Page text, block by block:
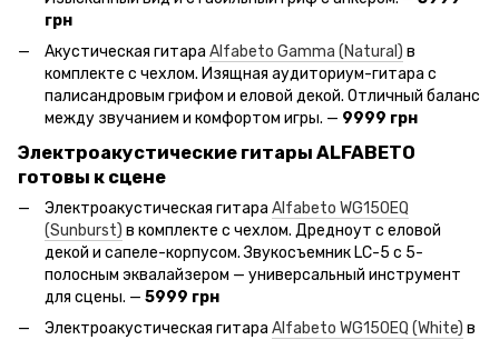
грн
Акустическая гитара Alfabeto Gamma (Natural) в
комплекте с чехлом. Изящная аудиториум-гитара с
палисандровым грифом и еловой декой. Отличный баланс
между звучанием и комфортом игры. — 9999 грн
Электроакустические гитары ALFABETO
готовы к сцене
Электроакустическая гитара Alfabeto WG150EQ
(Sunburst) в комплекте с чехлом. Дредноут с еловой
декой и сапеле-корпусом. Звукосъемник LC-5 с 5-
полосным эквалайзером — универсальный инструмент
для сцены. — 5999 грн
Электроакустическая гитара Alfabeto WG150EQ (White) в